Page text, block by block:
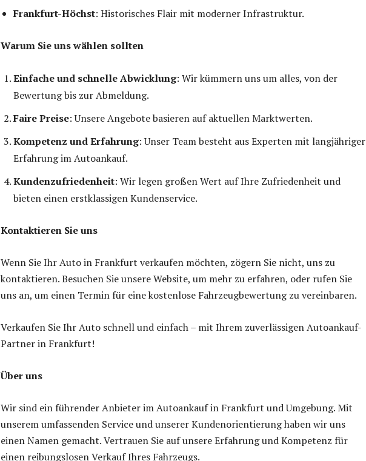
Frankfurt-Höchst: Historisches Flair mit moderner Infrastruktur.
Warum Sie uns wählen sollten
Einfache und schnelle Abwicklung: Wir kümmern uns um alles, von der
Bewertung bis zur Abmeldung.
Faire Preise: Unsere Angebote basieren auf aktuellen Marktwerten.
Kompetenz und Erfahrung: Unser Team besteht aus Experten mit langjähriger
Erfahrung im Autoankauf.
Kundenzufriedenheit: Wir legen großen Wert auf Ihre Zufriedenheit und
bieten einen erstklassigen Kundenservice.
Kontaktieren Sie uns
Wenn Sie Ihr Auto in Frankfurt verkaufen möchten, zögern Sie nicht, uns zu
kontaktieren. Besuchen Sie unsere Website, um mehr zu erfahren, oder rufen Sie
uns an, um einen Termin für eine kostenlose Fahrzeugbewertung zu vereinbaren.
Verkaufen Sie Ihr Auto schnell und einfach – mit Ihrem zuverlässigen Autoankauf-
Partner in Frankfurt!
Über uns
Wir sind ein führender Anbieter im Autoankauf in Frankfurt und Umgebung. Mit
unserem umfassenden Service und unserer Kundenorientierung haben wir uns
einen Namen gemacht. Vertrauen Sie auf unsere Erfahrung und Kompetenz für
einen reibungslosen Verkauf Ihres Fahrzeugs.